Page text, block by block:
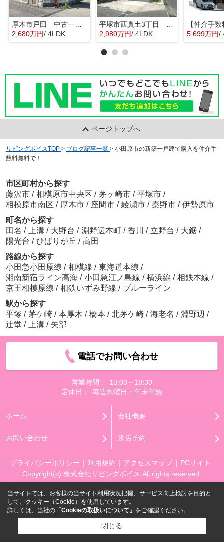
厚木市戸田 中古一戸建て
2,680万円/ 4LDK
2,980万円/ 4LDK 5,699万円/
ページトップへ
リビングボイスTOP > ブログ記事一覧 > 小田原市の新築一戸建て購入を仲介手
数料無料で！
市区町村から探す
藤沢市 / 相模原市中央区 / 茅ヶ崎市 / 平塚市 /
相模原市南区 / 厚木市 / 座間市 / 綾瀬市 / 秦野市 / 伊勢原市
町名から探す
田名 / 上溝 / 大野台 / 淵野辺本町 / 香川 / 立野台 / 大鋸 /
陽光台 / ひばりが丘 / 高田
路線から探す
小田急小田原線 / 相模線 / 東海道本線 /
湘南新宿ライン高海 / 小田急江ノ島線 / 横浜線 / 相鉄本線 /
京王相模原線 / 相鉄いずみ野線 / ブルーライン
駅から探す
平塚 / 茅ケ崎 / 本厚木 / 橋本 / 北茅ケ崎 / 海老名 / 淵野辺 /
辻堂 / 上溝 / 矢部
電話でお問い合わせ
営業時間：
10:00～18:30
定休日：
毎週水曜日・年末年始
ホーム 会社概要
お問い合わせ 来店予約
プライバシーポリシー 利用規約 アクセスマップ
PCサイト
Copyright(c) 株式会社リビングボイス All rights reserved.
当サイトでは、お客様の当サイト利用状況把握、サービス向上検討を目的と
して、クッキー（Cookie）を使用しています。
詳しくは、当社の 「Cookieの取扱いについて」 をご確認ください。
閉じる